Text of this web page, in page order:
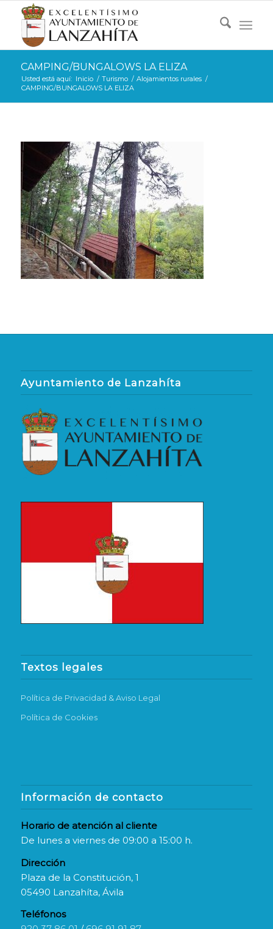
CAMPING/BUNGALOWS LA ELIZA
Usted está aquí: Inicio / Turismo / Alojamientos rurales /
CAMPING/BUNGALOWS LA ELIZA
Ayuntamiento de Lanzahíta
Textos legales
Política de Privacidad & Aviso Legal
Política de Cookies
Información de contacto
Horario de atención al cliente
De lunes a viernes de 09:00 a 15:00 h.
Dirección
Plaza de la Constitución, 1
05490 Lanzahíta, Ávila
Teléfonos